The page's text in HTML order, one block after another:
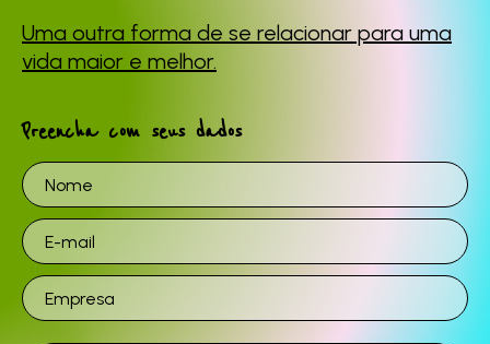
Uma outra forma de se relacionar para uma
vida maior e melhor.
Preencha com seus dados